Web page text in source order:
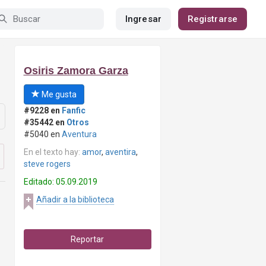
Ingresar Registrarse
Osiris Zamora Garza
Me gusta
#9228 en Fanfic
#35442 en Otros
#5040 en Aventura
En el texto hay: amor, aventira,
steve rogers
Editado: 05.09.2019
Añadir a la biblioteca
Reportar